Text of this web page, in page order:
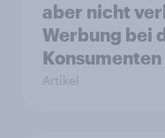
aber nicht
Werbung bei
Artikel